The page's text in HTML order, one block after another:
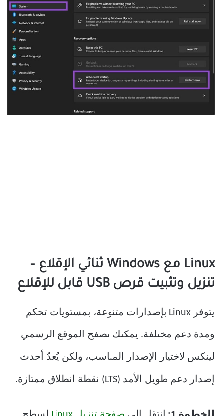
Linux مع Windows ثنائي الإقلاع –
تنزيل وتثبيت قرص USB قابل للإقلاع
يتوفر Linux بإصدارات متنوعة، بمستويات تحكم
ومدة دعم مختلفة. يمكنك تصفح الموقع الرسمي
لينكس لاختيار الإصدار المناسب، ولكن يُعدّ أحدث
إصدار دعم طويل الأمد (LTS) نقطة انطلاق ممتازة.